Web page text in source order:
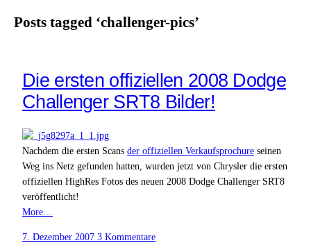
Posts tagged ‘challenger-pics’
Die ersten offiziellen 2008 Dodge
Challenger SRT8 Bilder!
Nachdem die ersten Scans der offiziellen Verkaufsprochure seinen
Weg ins Netz gefunden hatten, wurden jetzt von Chrysler die ersten
offiziellen HighRes Fotos des neuen 2008 Dodge Challenger SRT8
veröffentlicht!
More…
7. Dezember 2007 3 Kommentare